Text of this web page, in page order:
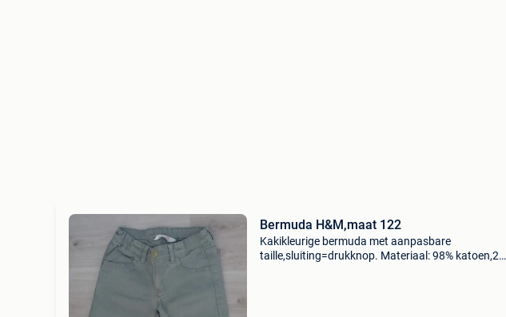
Bermuda H&M,maat 122
Kakikleurige bermuda met aanpasbare
taille,sluiting=drukknop. Materiaal: 98% katoen,2%